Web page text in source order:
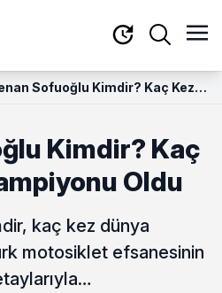
Sofuoğlu Kimdir? Kaç Kez
Kimdir? Kaç
Oldu
kaç kez dünya
motosiklet efsanesinin